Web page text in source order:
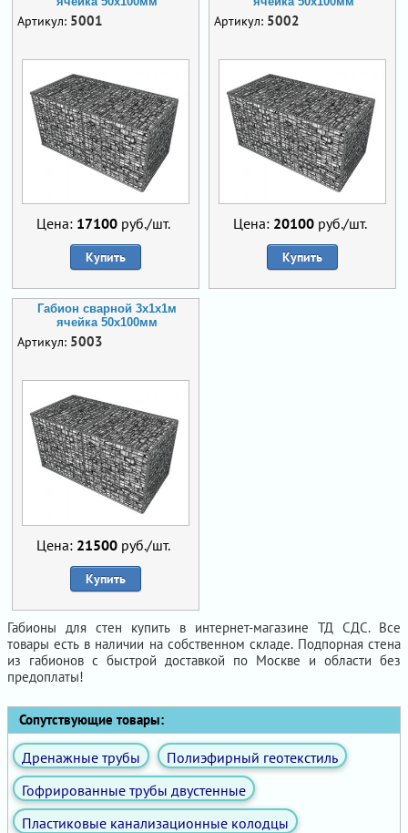
Артикул: 5001
Цена: 17100 руб./шт.
Купить
Артикул: 5002
Цена: 20100 руб./шт.
Купить
Габион сварной 3х1х1м
ячейка 50х100мм
Артикул: 5003
Цена: 21500 руб./шт.
Купить
Габионы для стен купить в интернет-магазине ТД СДС. Все
товары есть в наличии на собственном складе. Подпорная стена
из габионов с быстрой доставкой по Москве и области без
предоплаты!
Сопутствующие товары:
Дренажные трубы
Полиэфирный геотекстиль
Гофрированные трубы двустенные
Пластиковые канализационные колодцы